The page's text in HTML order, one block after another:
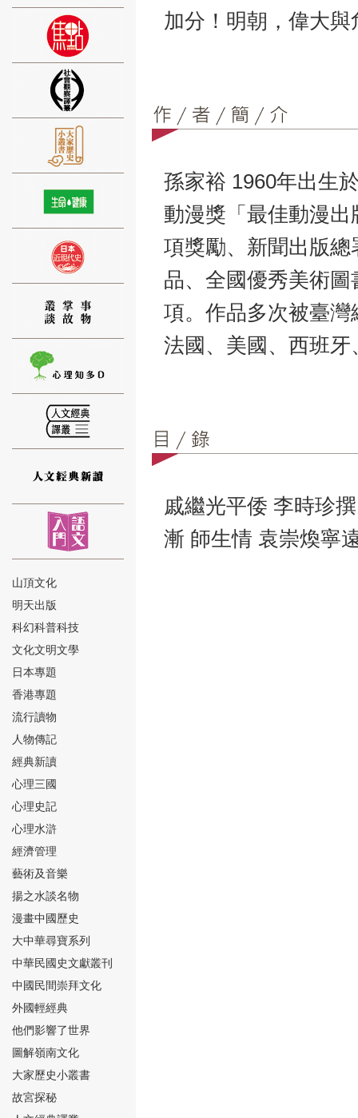
⑫
⑬
⑭
⑮
⑯
⑰
山頂文化
明天出版
科幻科普科技
文化文明文學
日本專題
香港專題
流行讀物
人物傳記
經典新讀
心理三國
心理史記
心理水滸
經濟管理
藝術及音樂
揚之水談名物
漫畫中國歷史
大中華尋寶系列
中華民國史文獻叢刊
中國民間崇拜文化
外國輕經典
他們影響了世界
圖解嶺南文化
大家歷史小叢書
故宮探秘
加分！明朝，偉大
孫家裕 1960年出生
動漫獎「最佳動漫
項獎勵、新聞出版
品、全國優秀美術
項。作品多次被臺
法國、美國、西班
戚繼光平倭 李時珍
漸 師生情 袁崇煥寧